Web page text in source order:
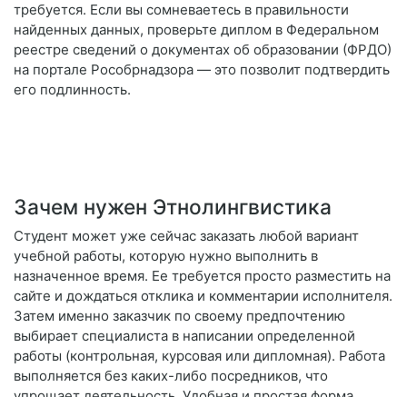
требуется. Если вы сомневаетесь в правильности
найденных данных, проверьте диплом в Федеральном
реестре сведений о документах об образовании (ФРДО)
на портале Рособрнадзора — это позволит подтвердить
его подлинность.
Зачем нужен Этнолингвистика
Студент может уже сейчас заказать любой вариант
учебной работы, которую нужно выполнить в
назначенное время. Ее требуется просто разместить на
сайте и дождаться отклика и комментарии исполнителя.
Затем именно заказчик по своему предпочтению
выбирает специалиста в написании определенной
работы (контрольная, курсовая или дипломная). Работа
выполняется без каких-либо посредников, что